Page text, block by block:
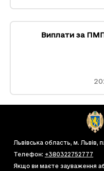
Виплати за
Львівська область, м. Львів,
Телефон: +380322752777
Якщо ви маєте зауваження